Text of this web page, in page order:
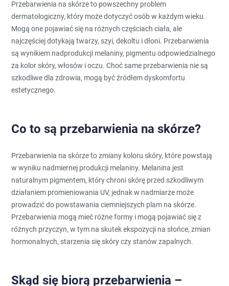
Przebarwienia na skórze to powszechny problem
dermatologiczny, który może dotyczyć osób w każdym wieku.
Mogą one pojawiać się na różnych częściach ciała, ale
najczęściej dotykają twarzy, szyi, dekoltu i dłoni. Przebarwienia
są wynikiem nadprodukcji melaniny, pigmentu odpowiedzialnego
za kolor skóry, włosów i oczu. Choć same przebarwienia nie są
szkodliwe dla zdrowia, mogą być źródłem dyskomfortu
estetycznego.
Co to są przebarwienia na skórze?
Przebarwienia na skórze to zmiany koloru skóry, które powstają
w wyniku nadmiernej produkcji melaniny. Melanina jest
naturalnym pigmentem, który chroni skórę przed szkodliwym
działaniem promieniowania UV, jednak w nadmiarze może
prowadzić do powstawania ciemniejszych plam na skórze.
Przebarwienia mogą mieć różne formy i mogą pojawiać się z
różnych przyczyn, w tym na skutek ekspozycji na słońce, zmian
hormonalnych, starzenia się skóry czy stanów zapalnych.
Skąd się biorą przebarwienia –